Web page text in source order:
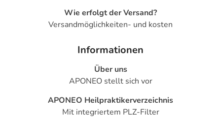
Wie erfolgt der Versand?
Versandmöglichkeiten- und kosten
Informationen
Über uns
APONEO stellt sich vor
APONEO Heilpraktikerverzeichnis
Mit integriertem PLZ-Filter